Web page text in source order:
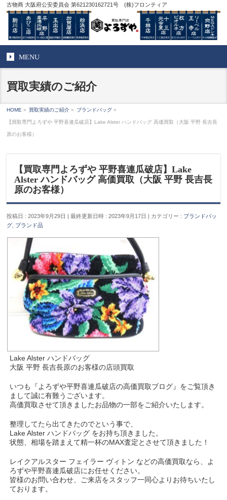
古物商 大阪府公安委員会 第621230162721号 (株)フロンティア
MENU
買取実績のご紹介
HOME » 買取実績のご紹介 » ブランドバッグ »
【買取専門よろずや 平野喜連瓜破店】Lake Alster ハンドバッグ 高価買取（大阪 平野 長吉長
原のお客様）
【買取専門よろずや 平野喜連瓜破店】Lake
Alster ハンドバッグ 高価買取（大阪 平野 長吉長
原のお客様）
投稿日 : 2023年9月29日 最終更新日時 : 2023年9月17日 カテゴリー : ブランドバッ
グ ブランド品
Lake Alster ハンドバッグ
大阪 平野 長吉長原のお客様の店頭買取
いつも『よろずや平野喜連瓜破店の高価買取ブログ』をご覧頂き
まして誠に有難うございます。
高価買取させて頂きましたお品物の一部をご紹介いたします。
整理してたら出てきたのでという事で、
Lake Alster ハンドバッグ をお持ち頂きました。
状態、相場を踏まえて精一杯のMAX査定とさせて頂きました！
レイクアルスター フェイラー ヴィトン などの高価買取なら、よ
ろずや平野喜連瓜破店にお任せください。
皆様のお問い合わせ、ご来店をスタッフ一同心よりお待ちいたし
ております。